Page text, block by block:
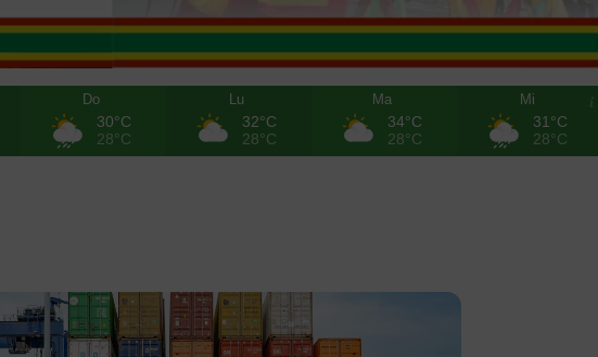
Do
30°C
28°C
Lu
32°C
28°C
Ma
34°C
28°C
Mi
31°C
28°C